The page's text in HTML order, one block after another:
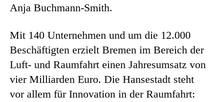
Anja Buchmann-Smith.
Mit 140 Unternehmen und um die 12.000
Beschäftigten erzielt Bremen im Bereich der
Luft- und Raumfahrt einen Jahresumsatz von
vier Milliarden Euro. Die Hansestadt steht
vor allem für Innovation in der Raumfahrt: